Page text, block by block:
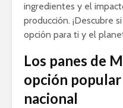
ingredientes y el
producción. ¡Descubre
opción para ti y el
Los panes de
opción popular
nacional